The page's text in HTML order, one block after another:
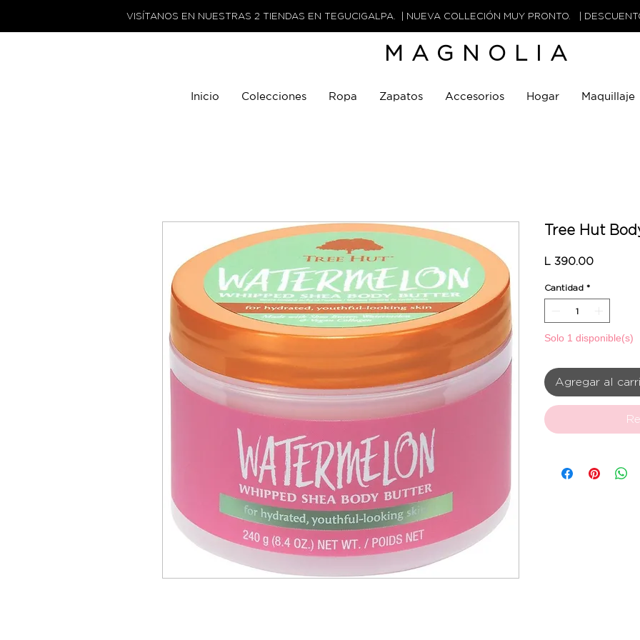
VISÍTANOS EN NUESTRAS 2 TIENDAS EN TEGUCIGALPA. | NUEVA COLLECIÓN MUY PRONTO. |
MAGNOLIA
Inicio Colecciones Ropa Zapatos Accesorios Hogar Maquillaje
Tree Hut
L 390.00Precio
Cantidad *
Solo 1 disponible(s)
Agregar al